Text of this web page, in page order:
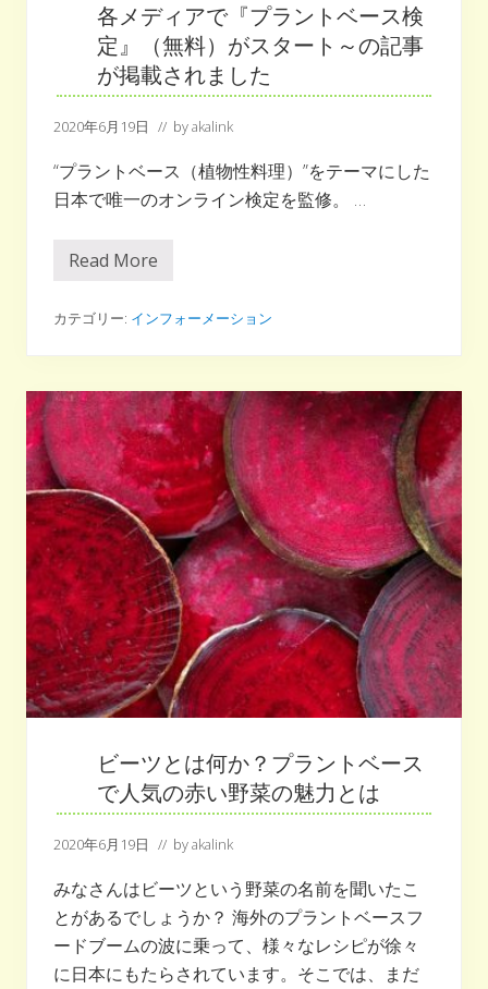
ダ
イ
エ
ッ
ト
入
門
-
物
性
料
始
め
各メディアで『プラントベース検
定』（無料）がスタート～の記事
が掲載されました
2020年6月19日 // byakalink
“プラントベース（植物性料理）”をテーマにした
日本で唯一のオンライン検定を監修。 …
各
ィ
で
プ
ラ
ン
ト
ベ
ー
ス
検
定
』
（
無
料
）
が
ス
タ
ー
ト
～
記
事
が
掲
さ
れ
ま
し
た
Read More
カテゴリー: インフォーメーション
ビーツとは何か？プラントベース
で人気の赤い野菜の魅力とは
2020年6月19日 // byakalink
みなさんはビーツという野菜の名前を聞いたこ
とがあるでしょうか？ 海外のプラントベースフ
ードブームの波に乗って、様々なレシピが徐々
に日本にもたらされています。そこでは、まだ